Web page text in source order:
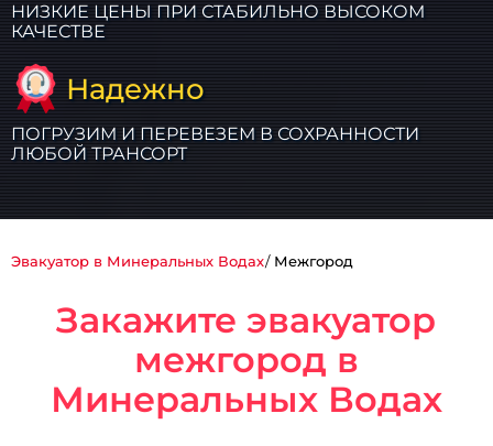
НИЗКИЕ ЦЕНЫ ПРИ СТАБИЛЬНО ВЫСОКОМ
КАЧЕСТВЕ
Надежно
ПОГРУЗИМ И ПЕРЕВЕЗЕМ В СОХРАННОСТИ
ЛЮБОЙ ТРАНСОРТ
Эвакуатор в Минеральных Водах Межгород
Закажите эвакуатор
межгород в
Минеральных Водах